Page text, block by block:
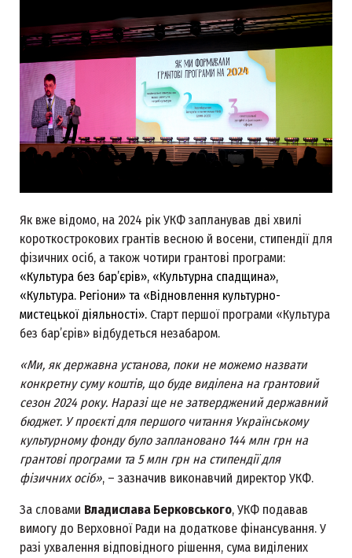
Як вже відомо, на 2024 рік УКФ запланував дві хвилі
короткострокових грантів весною й восени, стипендії для
фізичних осіб, а також чотири грантові програми:
«Культура без бар’єрів», «Культурна спадщина»,
«Культура. Регіони» та «Відновлення культурно-
мистецької діяльності». Старт першої програми «Культура
без бар’єрів» відбудеться незабаром.
«Ми, як державна установа, поки не можемо назвати
конкретну суму коштів, що буде виділена на грантовий
сезон 2024 року. Наразі ще не затверджений державний
бюджет. У проєкті для першого читання Українському
культурному фонду було заплановано 144 млн грн на
грантові програми та 5 млн грн на стипендії для
фізичних осіб», – зазначив виконавчий директор УКФ.
За словами Владислава Берковського, УКФ подавав
вимогу до Верховної Ради на додаткове фінансування. У
разі ухвалення відповідного рішення, сума виділених